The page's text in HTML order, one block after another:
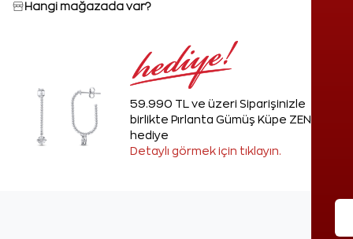
Hangi mağazada var?
59.990 TL ve üzeri Siparişinizle
birlikte Pırlanta Gümüş Küpe ZEN'den
hediye
Detaylı görmek için tıklayın.